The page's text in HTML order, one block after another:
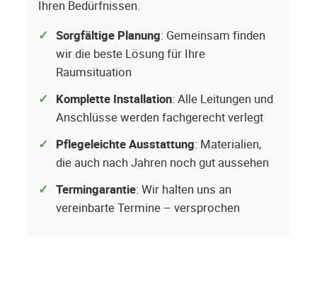
Ihren Bedürfnissen.
Sorgfältige Planung: Gemeinsam finden
wir die beste Lösung für Ihre
Raumsituation
Komplette Installation: Alle Leitungen und
Anschlüsse werden fachgerecht verlegt
Pflegeleichte Ausstattung: Materialien,
die auch nach Jahren noch gut aussehen
Termingarantie: Wir halten uns an
vereinbarte Termine – versprochen